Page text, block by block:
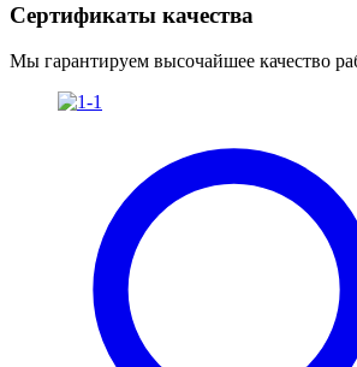
Сертификаты качества
Мы гарантируем высочайшее качество